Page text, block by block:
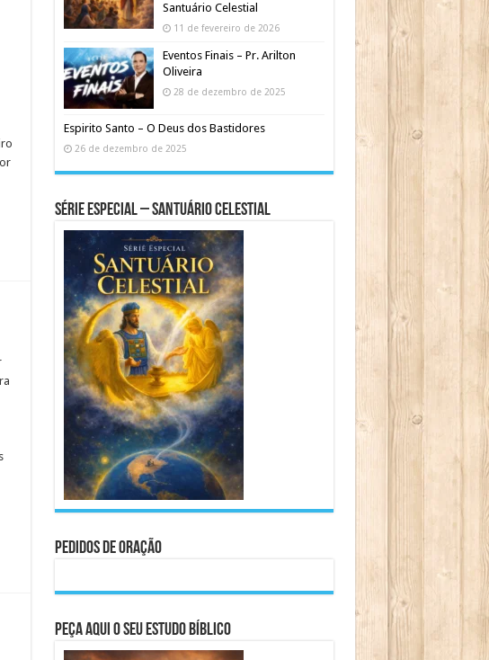
Santuário Celestial
11 de fevereiro de 2026
Eventos Finais – Pr. Arilton
Oliveira
28 de dezembro de 2025
Espirito Santo – O Deus dos Bastidores
26 de dezembro de 2025
Série Especial – Santuário Celestial
Pedidos de Oração
Peça aqui o seu Estudo Bíblico